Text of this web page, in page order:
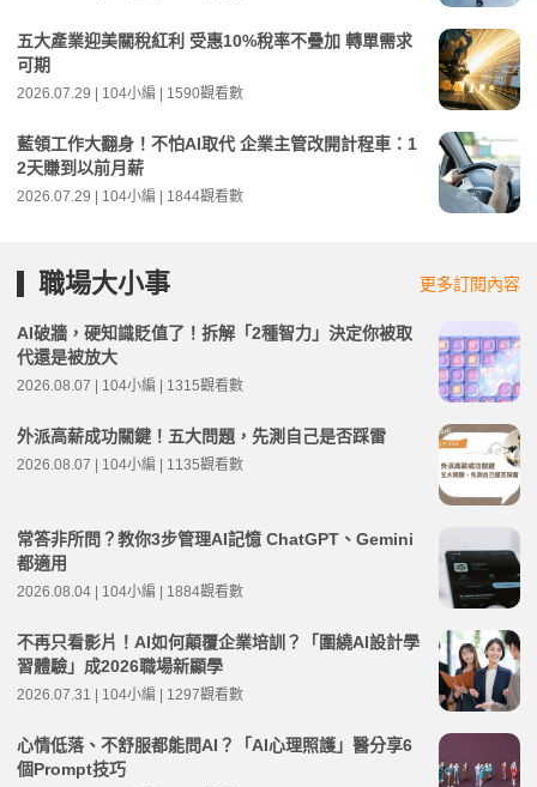
五大產業迎美關稅紅利 受惠10%稅率不疊加 轉單需求
可期
2026.07.29 | 104小編 | 1590觀看數
藍領工作大翻身！不怕AI取代 企業主管改開計程車：1
2天賺到以前月薪
2026.07.29 | 104小編 | 1844觀看數
職場大小事 更多訂閱內容
AI破牆，硬知識貶值了！拆解「2種智力」決定你被取
代還是被放大
2026.08.07 | 104小編 | 1315觀看數
外派高薪成功關鍵！五大問題，先測自己是否踩雷
2026.08.07 | 104小編 | 1135觀看數
常答非所問？教你3步管理AI記憶 ChatGPT、Gemini
都適用
2026.08.04 | 104小編 | 1884觀看數
不再只看影片！AI如何顛覆企業培訓？「圍繞AI設計學
習體驗」成2026職場新顯學
2026.07.31 | 104小編 | 1297觀看數
心情低落、不舒服都能問AI？「AI心理照護」醫分享6
個Prompt技巧